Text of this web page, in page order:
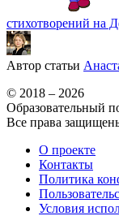
стихотворений на
Автор статьи
© 2018 – 2026
Образовательный
Все права
О проекте
Контакты
Политика
Условия